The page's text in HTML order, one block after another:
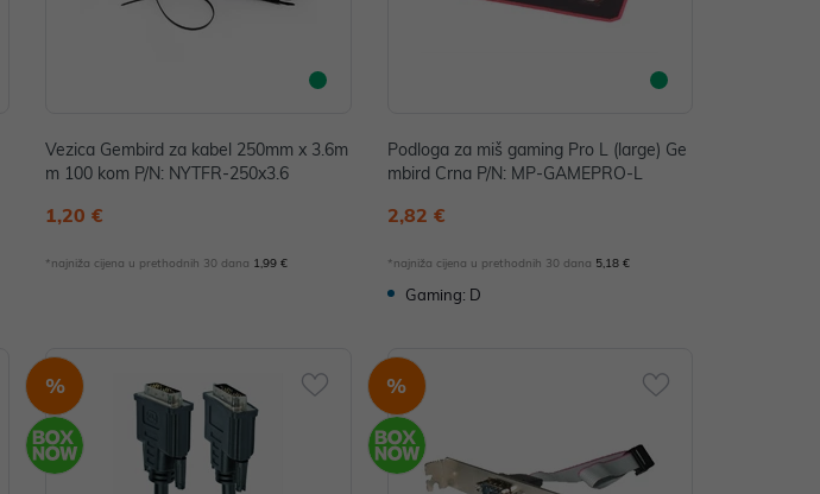
Vezica Gembird za kabel 250mm x 3.6m
m 100 kom P/N: NYTFR-250x3.6
1,20 €
*najniža cijena u prethodnih 30 dana 1,99 €
Podloga za miš gaming Pro L (large) Ge
mbird Crna P/N: MP-GAMEPRO-L
2,82 €
*najniža cijena u prethodnih 30 dana 5,18 €
Gaming: D
% %